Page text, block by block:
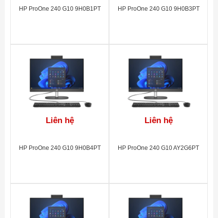
that can be
as an
additional
display for
another
desktop or
laptop PC. 1
Sleek,
moder
HP ProOne 240 G10 9H0B1PT HP ProOne 240 G10 9H0B3PT
Liên hệ
HP ProOne 240 G10 9H0B4PT
Liên hệ
HP ProOne 240 G10 AY2G6PT